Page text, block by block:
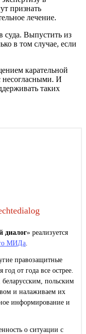
признать
лечение.
суда. Выпустить из
в том случае, если
карательной
несогласными. И
таких
диалог» реализуется
МИДа
правозащитные
от года все острее.
польским
и налаживаем их
информирование и
о ситуации с